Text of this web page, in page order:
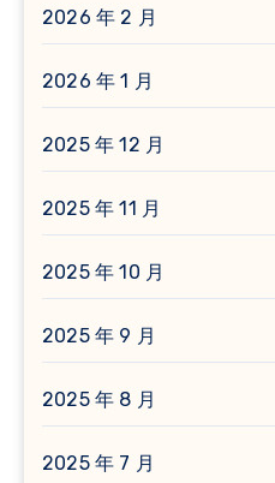
2026 年 2 月
2026 年 1 月
2025 年 12 月
2025 年 11 月
2025 年 10 月
2025 年 9 月
2025 年 8 月
2025 年 7 月